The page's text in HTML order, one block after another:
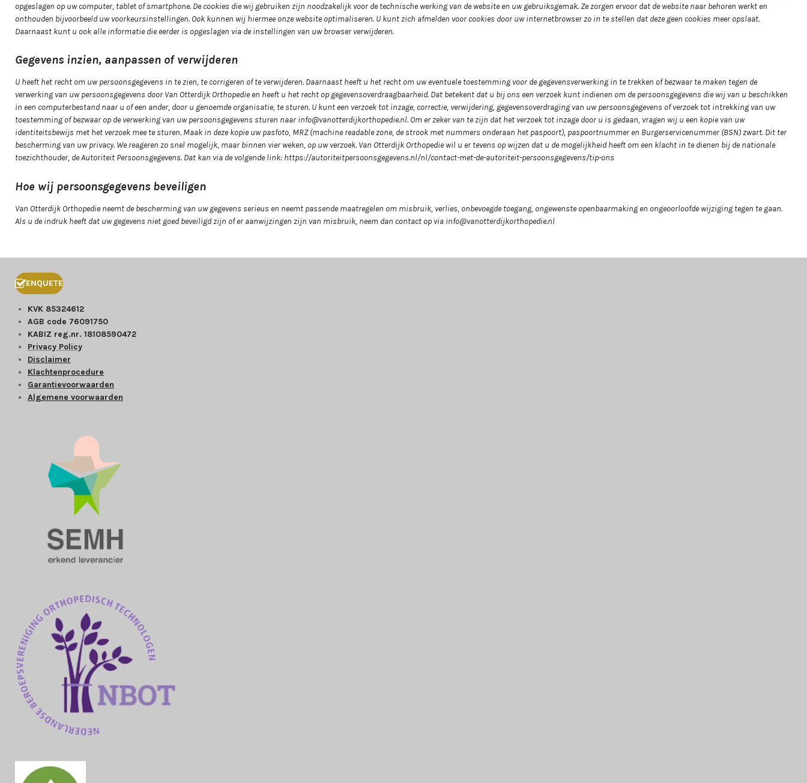
opgeslagen op uw computer, tablet of smartphone. De cookies die wij gebruiken zijn noodzakelijk voor de technische werking van de website en uw gebruiksgemak. Ze zorgen ervoor dat de website naar behoren werkt en
onthouden bijvoorbeeld uw voorkeursinstellingen. Ook kunnen wij hiermee onze website optimaliseren. U kunt zich afmelden voor cookies door uw internetbrowser zo in te stellen dat deze geen cookies meer opslaat.
Daarnaast kunt u ook alle informatie die eerder is opgeslagen via de instellingen van uw browser verwijderen.
Gegevens inzien, aanpassen of verwijderen
U heeft het recht om uw persoonsgegevens in te zien, te corrigeren of te verwijderen. Daarnaast heeft u het recht om uw eventuele toestemming voor de gegevensverwerking in te trekken of bezwaar te maken tegen de
verwerking van uw persoonsgegevens door Van Otterdijk Orthopedie en heeft u het recht op gegevensoverdraagbaarheid. Dat betekent dat u bij ons een verzoek kunt indienen om de persoonsgegevens die wij van u beschikken
in een computerbestand naar u of een ander, door u genoemde organisatie, te sturen. U kunt een verzoek tot inzage, correctie, verwijdering, gegevensoverdraging van uw persoonsgegevens of verzoek tot intrekking van uw
toestemming of bezwaar op de verwerking van uw persoonsgegevens sturen naar info@vanotterdijkorthopedie.nl. Om er zeker van te zijn dat het verzoek tot inzage door u is gedaan, vragen wij u een kopie van uw
identiteitsbewijs met het verzoek mee te sturen. Maak in deze kopie uw pasfoto, MRZ (machine readable zone, de strook met nummers onderaan het paspoort), paspoortnummer en Burgerservicenummer (BSN) zwart. Dit ter
bescherming van uw privacy. We reageren zo snel mogelijk, maar binnen vier weken, op uw verzoek. Van Otterdijk Orthopedie wil u er tevens op wijzen dat u de mogelijkheid heeft om een klacht in te dienen bij de nationale
toezichthouder, de Autoriteit Persoonsgegevens. Dat kan via de volgende link: https://autoriteitpersoonsgegevens.nl/nl/contact-met-de-autoriteit-persoonsgegevens/tip-ons
Hoe wij persoonsgegevens beveiligen
Van Otterdijk Orthopedie neemt de bescherming van uw gegevens serieus en neemt passende maatregelen om misbruik, verlies, onbevoegde toegang, ongewenste openbaarmaking en ongeoorloofde wijziging tegen te gaan.
Als u de indruk heeft dat uw gegevens niet goed beveiligd zijn of er aanwijzingen zijn van misbruik, neem dan contact op via info@vanotterdijkorthopedie.nl
ENQUETE
KVK 85324612
AGB code 76091750
KABIZ reg.nr. 18108590472
Privacy Policy
Disclaimer
Klachtenprocedure
Garantievoorwaarden
Algemene voorwaarden